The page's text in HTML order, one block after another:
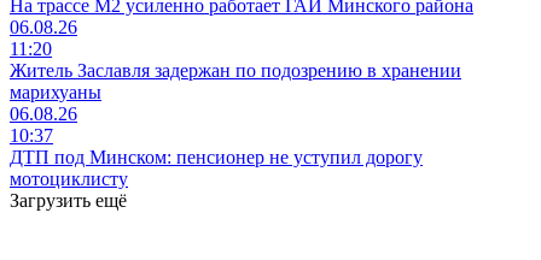
На трассе М2 усиленно работает ГАИ Минского района
06.08.26
11:20
Житель Заславля задержан по подозрению в хранении
марихуаны
06.08.26
10:37
ДТП под Минском: пенсионер не уступил дорогу
мотоциклисту
Загрузить ещё